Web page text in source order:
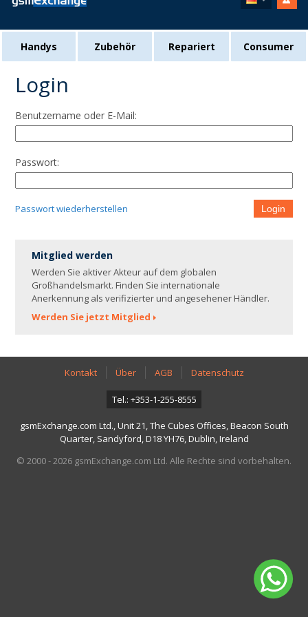
Handys Zubehör Repariert Consumer
Login
Benutzername oder E-Mail:
Passwort:
Passwort wiederherstellen Login
Mitglied werden
Werden Sie aktiver Akteur auf dem globalen
Großhandelsmarkt. Finden Sie internationale
Anerkennung als verifizierter und angesehener Händler.
Werden Sie jetzt Mitglied
Kontakt Über AGB Datenschutz
Tel.: +353-1-255-8555
gsmExchange.com Ltd., Unit 21, The Cubes Offices, Beacon South
Quarter, Sandyford, D18 YH76, Dublin, Ireland
© 2000 - 2026 gsmExchange.com Ltd. Alle Rechte sind vorbehalten.